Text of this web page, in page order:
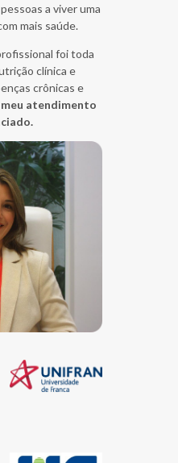
a viver uma
mais saúde.
foi toda
clínica e
crônicas e
meu atendimento